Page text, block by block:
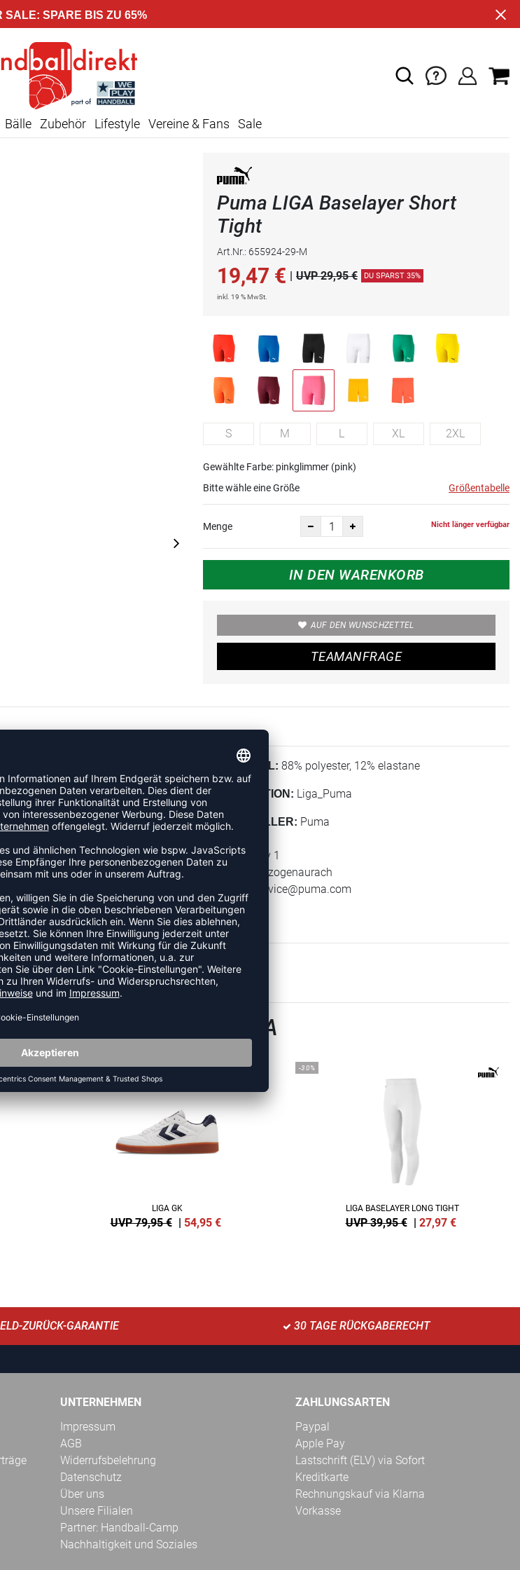
SALE: SPARE BIS ZU 65%
Bälle Zubehör Lifestyle Vereine & Fans Sale
Puma LIGA Baselayer Short
Tight
Art.Nr.: 655924-29-M
19,47 € | UVP 29,95 € DU SPARST 35%
inkl. 19 % MwSt.
S M L XL 2XL
Gewählte Farbe: pinkglimmer (pink)
Bitte wähle eine Größe
Größentabelle
Menge Nicht länger verfügbar
IN DEN WARENKORB
AUF DEN WUNSCHZETTEL
TEAMANFRAGE
dass sie mit den natürlichen
und zu maximieren.
MATERIAL: 88% polyester, 12% elastane
KOLLEKTION: Liga_Puma
HERSTELLER: Puma
Puma Way 1
91074 Herzogenaurach
service@puma.com
ANGESEHEN
PUMA TEAMLIGA
RESTPOSTEN
-31%
LIGA GK
UVP 79,95 € | 54,95 €
-30%
LIGA BASELAYER LONG TIGHT
UVP 39,95 € | 27,97 €
ZURÜCK-GARANTIE 30 TAGE RÜCKGABERECHT
UNTERNEHMEN
Impressum
AGB
Widerrufsbelehrung
Datenschutz
Über uns
Unsere Filialen
Partner: Handball-Camp
Nachhaltigkeit und Soziales
ZAHLUNGSARTEN
Paypal
Apple Pay
Lastschrift (ELV) via Sofort
Kreditkarte
Rechnungskauf via Klarna
Vorkasse